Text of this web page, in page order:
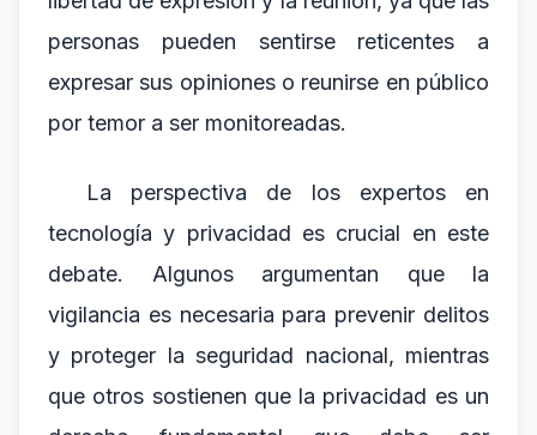
personas pueden sentirse reticentes a
expresar sus opiniones o reunirse en público
por temor a ser monitoreadas.
La perspectiva de los expertos en
tecnología y privacidad es crucial en este
debate. Algunos argumentan que la
vigilancia es necesaria para prevenir delitos
y proteger la seguridad nacional, mientras
que otros sostienen que la privacidad es un